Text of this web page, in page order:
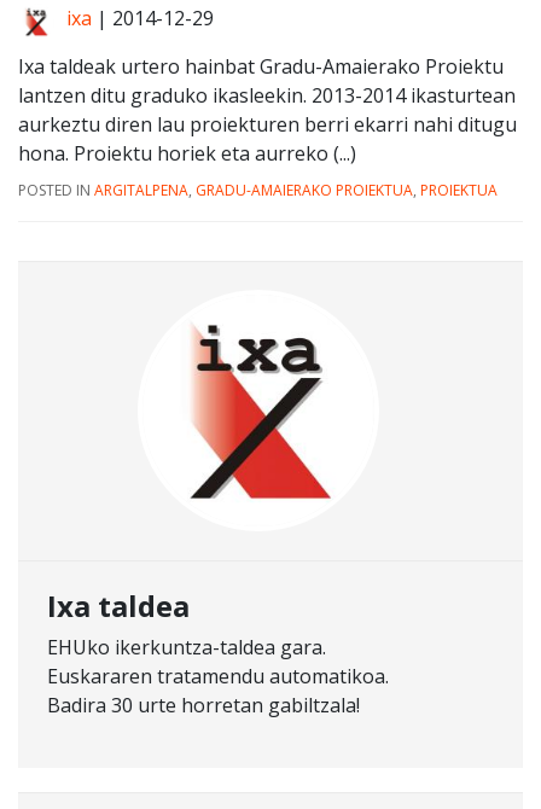
ixa | 2014-12-29
Ixa taldeak urtero hainbat Gradu-Amaierako Proiektu
lantzen ditu graduko ikasleekin. 2013-2014 ikasturtean
aurkeztu diren lau proiekturen berri ekarri nahi ditugu
hona. Proiektu horiek eta aurreko (...)
POSTED IN ARGITALPENA, GRADU-AMAIERAKO PROIEKTUA, PROIEKTUA
Ixa taldea
EHUko ikerkuntza-taldea gara.
Euskararen tratamendu automatikoa.
Badira 30 urte horretan gabiltzala!